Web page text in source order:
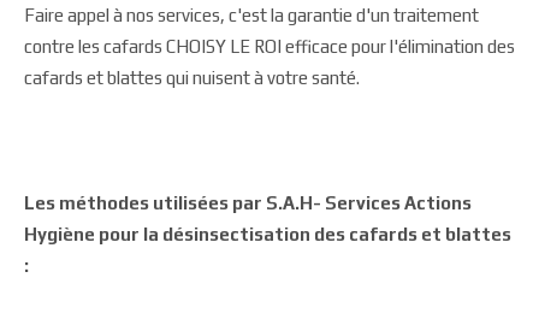
Faire appel à nos services, c'est la garantie d'un traitement
contre les cafards CHOISY LE ROI efficace pour l'élimination des
cafards et blattes qui nuisent à votre santé.
Les méthodes utilisées par S.A.H- Services Actions
Hygiène pour la désinsectisation des cafards et blattes
: